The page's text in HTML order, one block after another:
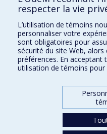
paysage
École d'architecture
École de design
Faculté de l'aménagement
respecter la vie
L’utilisation de témoins
personnaliser votre
sont obligatoires pour
sécurité du site Web, alors
préférences. En
utilisation de témoins